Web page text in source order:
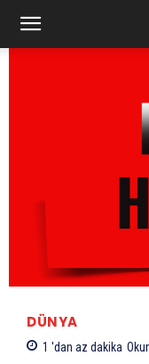
DÜNYA
1 'dan az dakika